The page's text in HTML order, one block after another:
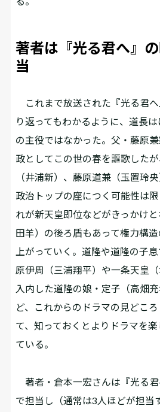
著者は『光る君へ』
当
これまで放送された『光る君
り返ってもわかるように、道長
の主役ではなかった。父・藤原
政としてこの世の春を謳歌した
（井浦新）、藤原道兼（玉置玲
政治トップの座につく可能性は
れが新天皇即位などがきっかけ
田羊）の後ろ盾もあって権力構
上がっていく。道隆や道隆の子
原伊周（三浦翔平）や一条天皇
入内した道隆の娘・定子（高畑
ど、これからのドラマの見どこ
て、知っておくとよりドラマを
ている。
著者・倉本一宏さんは『光る
で担当し（通常は3人ほどが担当